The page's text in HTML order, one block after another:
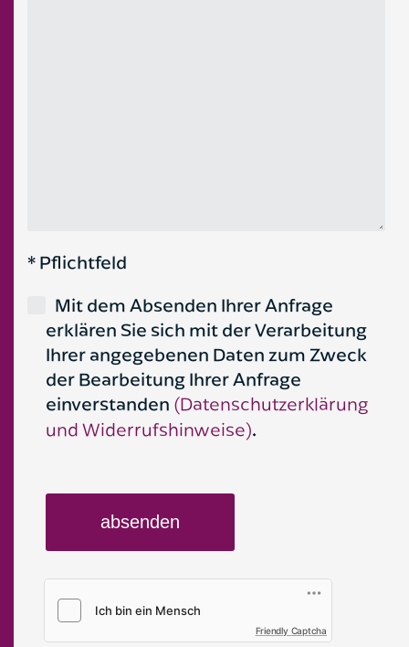
* Pflichtfeld
Mit dem Absenden Ihrer Anfrage
erklären Sie sich mit der Verarbeitung
Ihrer angegebenen Daten zum Zweck
der Bearbeitung Ihrer Anfrage
einverstanden (Datenschutzerklärung
und Widerrufshinweise).
Friendly Captcha